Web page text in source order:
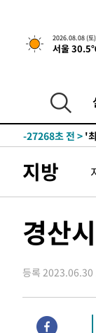
2026.08.08 (토)
서울
-20414초 전 >
-27268초 전 > '
-27288초 전 >
'
-20414초 전 >[
지방
경산
등록